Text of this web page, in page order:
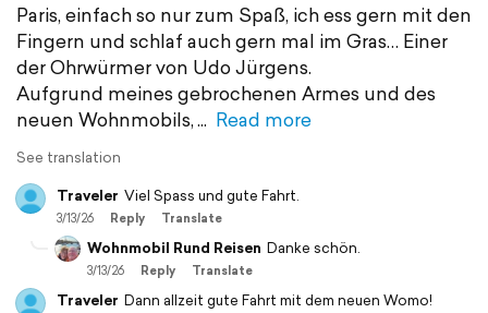
Paris, einfach so nur zum Spaß, ich ess gern mit den
Fingern und schlaf auch gern mal im Gras… Einer
der Ohrwürmer von Udo Jürgens.
Aufgrund meines gebrochenen Armes und des
neuen Wohnmobils,
Read more
See translation
Traveler Viel Spass und gute Fahrt.
3/13/26 Reply Translate
Wohnmobil Rund Reisen Danke schön.
3/13/26 Reply Translate
Traveler Dann allzeit gute Fahrt mit dem neuen Womo!